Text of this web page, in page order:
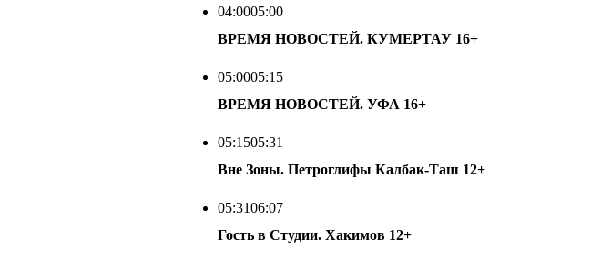
04:0005:00
ВРЕМЯ НОВОСТЕЙ. КУМЕРТАУ 16+
05:0005:15
ВРЕМЯ НОВОСТЕЙ. УФА 16+
05:1505:31
Вне Зоны. Петроглифы Калбак-Таш 12+
05:3106:07
Гость в Студии. Хакимов 12+